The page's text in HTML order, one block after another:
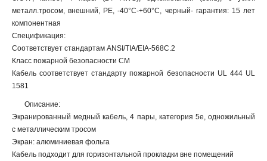
металл.тросом, внешний, PE, -40°C-+60°C, черный- гарантия: 15 лет
компонентная
Спецификация:
Соответствует стандартам ANSI/TIA/EIA-568С.2
Класс пожарной безопасности СМ
Кабель соответствует стандарту пожарной безопасности UL 444 UL
1581
Описание:
Экранированный медный кабель, 4 пары, категория 5e, одножильный
с металлическим тросом
Экран: алюминиевая фольга
Кабель подходит для горизонтальной прокладки вне помещений